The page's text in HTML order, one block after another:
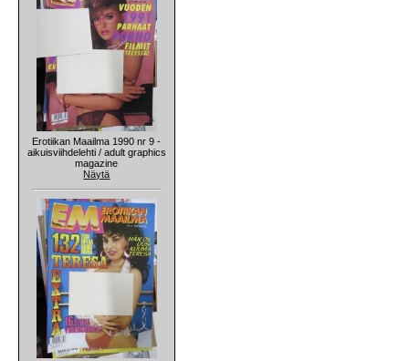
Erotiikan Maailma 1990 nr 9 -
aikuisviihdelehti / adult graphics
magazine
Näytä